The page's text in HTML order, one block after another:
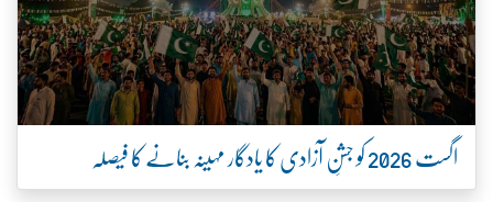
اگست 2026 کو جشنِ آزادی کا یادگار مہینہ بنانے کا فیصلہ